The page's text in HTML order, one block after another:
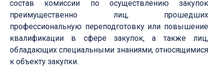
состав комиссии по осуществлению закупок
преимущественно лиц, прошедших
профессиональную переподготовку или повышение
квалификации в сфере закупок, а также лиц,
обладающих специальными знаниями, относящимися
к объекту закупки.